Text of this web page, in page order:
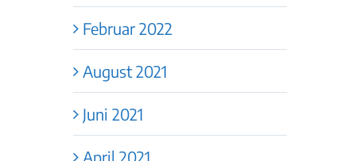
Februar 2022
August 2021
Juni 2021
April 2021